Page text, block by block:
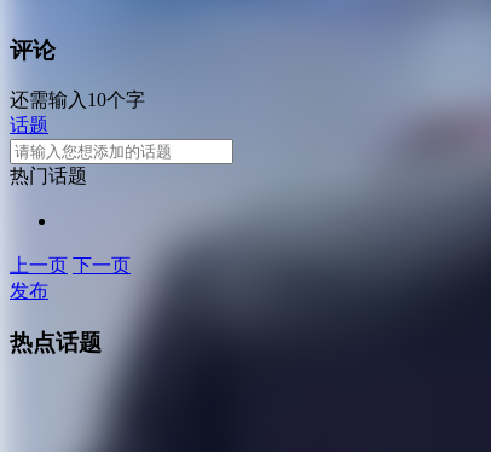
评论
还需输入10个字
话题
热门话题
上一页 下一页
发布
热点话题